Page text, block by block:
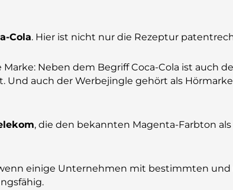
Cola. Hier ist nicht nur die Rezeptur
Neben dem Begriff Coca-Cola ist auch
Und auch der Werbejingle gehört als
, die den bekannten Magenta-Farbton
einige Unternehmen mit bestimmten und